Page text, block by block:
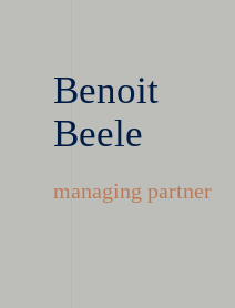
Benoit
Beele
managing partner